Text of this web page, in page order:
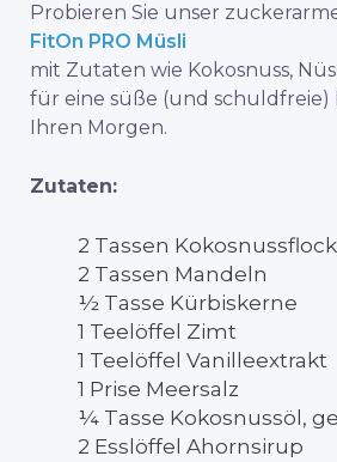
Probieren Sie unser
FitOn PRO Müsli
mit Zutaten wie Kokosnuss,
für eine süße (und
Ihren Morgen.
Zutaten:
2 Tassen
2 Tassen Mandeln
½ Tasse Kürbiskerne
1 Teelöffel Zimt
1 Teelöffel Vanilleextrakt
1 Prise Meersalz
¼ Tasse Kokosnussöl,
2 Esslöffel Ahornsirup